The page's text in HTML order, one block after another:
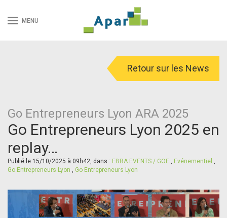
MENU
Retour sur les News
Go Entrepreneurs Lyon ARA 2025
Go Entrepreneurs Lyon 2025 en
replay…
Publié le 15/10/2025 à 09h42, dans : EBRA EVENTS / GOE , Evénementiel ,
Go Entrepreneurs Lyon , Go Entrepreneurs Lyon